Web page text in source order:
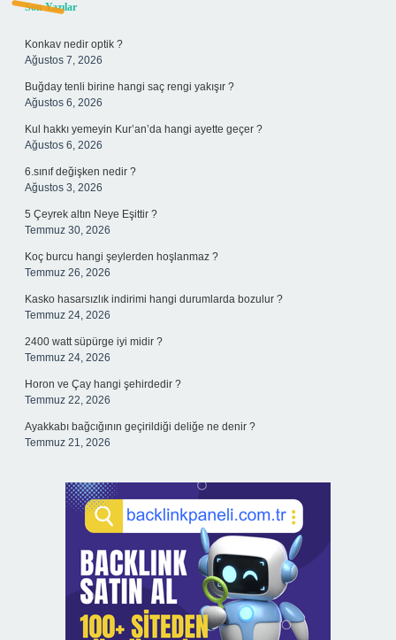
Sidebar
Son Yazılar
Konkav nedir optik ?
Ağustos 7, 2026
Buğday tenli birine hangi saç rengi yakışır ?
Ağustos 6, 2026
Kul hakkı yemeyin Kur’an’da hangi ayette geçer ?
Ağustos 6, 2026
6.sınıf değişken nedir ?
Ağustos 3, 2026
5 Çeyrek altın Neye Eşittir ?
Temmuz 30, 2026
Koç burcu hangi şeylerden hoşlanmaz ?
Temmuz 26, 2026
Kasko hasarsızlık indirimi hangi durumlarda bozulur ?
Temmuz 24, 2026
2400 watt süpürge iyi midir ?
Temmuz 24, 2026
Horon ve Çay hangi şehirdedir ?
Temmuz 22, 2026
Ayakkabı bağcığının geçirildiği deliğe ne denir ?
Temmuz 21, 2026